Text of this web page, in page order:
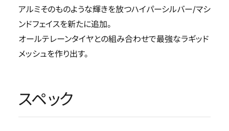
アルミそのものような輝きを放つハイパーシルバー/マシ
ンドフェイスを新たに追加。
オールテレーンタイヤとの組み合わせで最強なラギッド
メッシュを作り出す。
スペック